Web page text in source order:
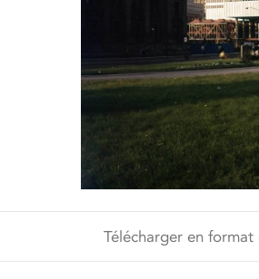
Télécharger en